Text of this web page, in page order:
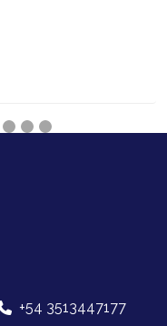
+54 3513447177